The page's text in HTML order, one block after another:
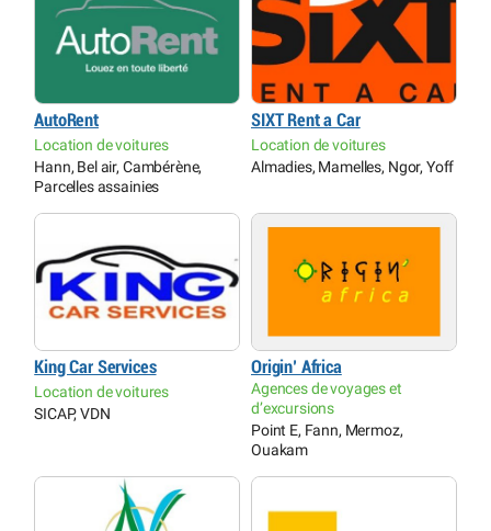
AutoRent
Location de voitures
Hann, Bel air, Cambérène,
Parcelles assainies
SIXT Rent a Car
Location de voitures
Almadies, Mamelles, Ngor, Yoff
King Car Services
Location de voitures
SICAP, VDN
Origin’ Africa
Agences de voyages et
d’excursions
Point E, Fann, Mermoz,
Ouakam